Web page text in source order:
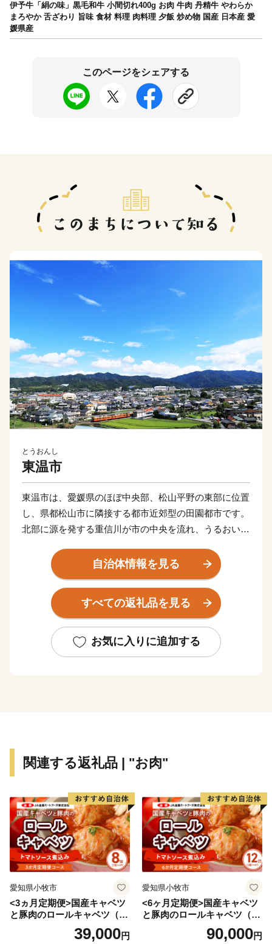
伊予牛「絹の味」黒毛和牛 小間切れ400g お肉 牛肉 丹精牛 やわらか
まろやか 舌ざわり 旨味 食材 料理 肉料理 夕飯 炒め物 国産 日本産 愛
媛県産
このページをシェアする
とうおんし
東温市
東温市は、愛媛県のほぼ中央部、松山平野の東部に位置
し、県都松山市に隣接する都市近郊型の田園都市です。
北部に源を発する重信川が市の中央を流れ、うるおいあ
県立自然公園は、東部の霊峰石鎚山系と連なり、棚田や
渓谷を有する里山が自然美を形成しています。また、常
設のミュージカル劇場ではプロのミュージカル俳優の演
劇が１年中行われていたり、地域では秋祭り行事などの
いるなど、芸術・文化・歴史が息づくアートのまちとし
ても近年注目されております。
自治体情報を見る
すべての返礼品を見る
お気に入りに追加する
関連する返礼品 | "お肉"
愛知県小牧市
<3ヵ月定期便>国産キャベツ
と豚肉のロールキャベツ（4P
39,000円
愛知県小牧市
<6ヶ月定期便>国産キャベツ
と豚肉のロールキャベツ（6P
90,000円